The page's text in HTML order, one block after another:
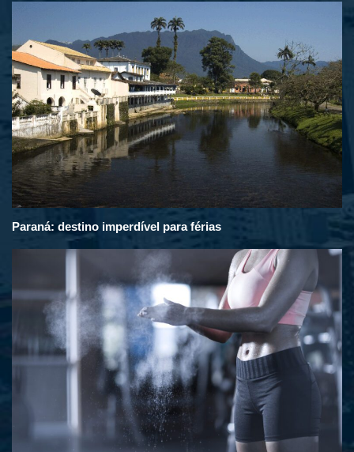
Paraná: destino imperdível para férias